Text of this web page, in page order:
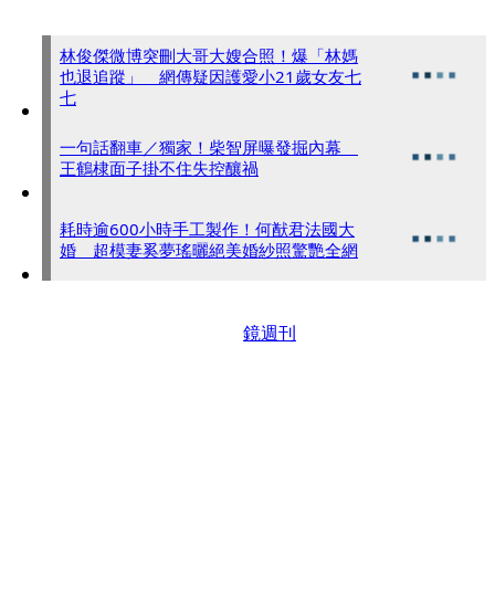
林俊傑微博突刪大哥大嫂合照！爆「林媽
也退追蹤」 網傳疑因護愛小21歲女友七
七
一句話翻車／獨家！柴智屏曝發掘內幕
王鶴棣面子掛不住失控釀禍
耗時逾600小時手工製作！何猷君法國大
婚 超模妻奚夢瑤曬絕美婚紗照驚艷全網
鏡週刊